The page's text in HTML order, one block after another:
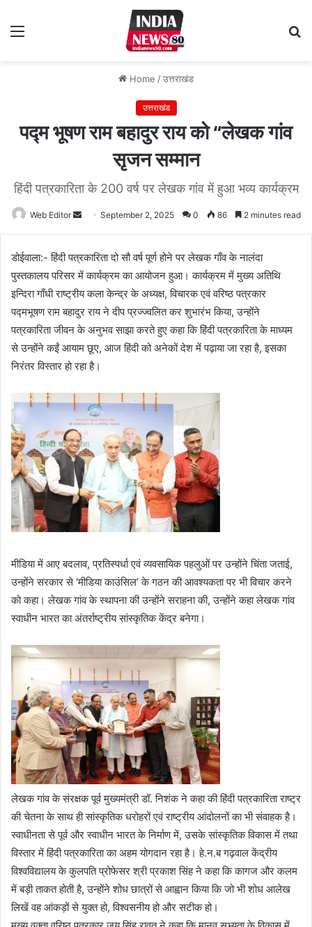
Home /उत्तराखंड
उत्तराखंड
पद्म भूषण राम बहादुर राय को “लेखक गांव
सृजन सम्मान
हिंदी पत्रकारिता के 200 वर्ष पर लेखक गांव में हुआ भव्य कार्यक्रम
Web Editor
Send
an
September 2, 2025 0 86 2 minutes read
डोईवाला:- हिंदी पत्रकारिता दो सौ वर्ष पूर्ण होने पर लेखक गाँव के नालंदा
पुस्तकालय परिसर में कार्यक्रम का आयोजन हुआ। कार्यक्रम में मुख्य अतिथि
इन्दिरा गाँधी राष्ट्रीय कला केन्द्र के अध्यक्ष, विचारक एवं वरिष्ठ पत्रकार
पद्मभूषण राम बहादुर राय ने दीप प्रज्ज्वलित कर शुभारंभ किया, उन्होंने
पत्रकारिता जीवन के अनुभव साझा करते हुए कहा कि हिंदी पत्रकारिता के माध्यम
से उन्होंने कईं आयाम छूए, आज हिंदी को अनेकों देश में पढ़ाया जा रहा है, इसका
निरंतर विस्तार हो रहा है।
मीडिया में आए बदलाव, प्रतिस्पर्धा एवं व्यवसायिक पहलुओं पर उन्होंने चिंता जताई,
उन्होंने सरकार से ‘मीडिया काउंसिल’ के गठन की आवश्यकता पर भी विचार करने
को कहा। लेखक गांव के स्थापना की उन्होंने सराहना की, उन्होंने कहा लेखक गांव
स्वाधीन भारत का अंतर्राष्ट्रीय सांस्कृतिक केंद्र बनेगा।
लेखक गांव के संरक्षक पूर्व मुख्यमंत्री डॉ. निशंक ने कहा की हिंदी पत्रकारिता राष्ट्र
की चेतना के साथ ही सांस्कृतिक धरोहरों एवं राष्ट्रीय आंदोलनों का भी संवाहक है।
स्वाधीनता से पूर्व और स्वाधीन भारत के निर्माण में, उसके सांस्कृतिक विकास में तथा
विस्तार में हिंदी पत्रकारिता का अहम योगदान रहा है। हे.न.ब गढ़वाल केंद्रीय
विश्वविद्यालय के कुलपति प्रोफेसर श्री प्रकाश सिंह ने कहा कि कागज और कलम
में बड़ी ताकत होती है, उन्होंने शोध छात्रों से आह्वान किया कि जो भी शोध आलेख
लिखें वह आंकड़ों से युक्त हो, विश्वसनीय हो और सटीक हो।